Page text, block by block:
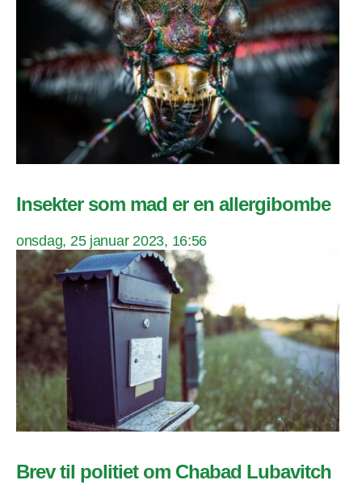
Insekter som mad er en allergibombe
onsdag, 25 januar 2023, 16:56
Brev til politiet om Chabad Lubavitch